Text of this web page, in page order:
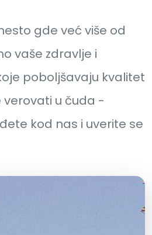
gde već više od
vaše zdravlje i
poboljšavaju kvalitet
u čuda -
kod nas i uverite se